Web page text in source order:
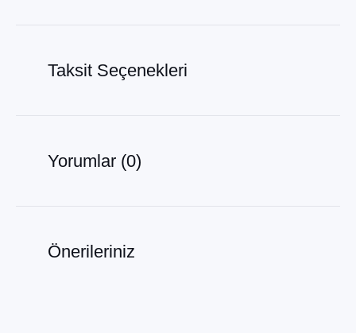
Taksit Seçenekleri
Yorumlar (0)
Önerileriniz